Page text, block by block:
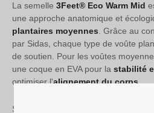
La semelle 3Feet® Eco Warm Mid
une approche anatomique et
plantaires moyennes. Grâce au
par Sidas, chaque type de voûte
de soutien. Pour les voûtes
une coque en EVA pour la stabilité
optimiser l'alignement du corps.
Son